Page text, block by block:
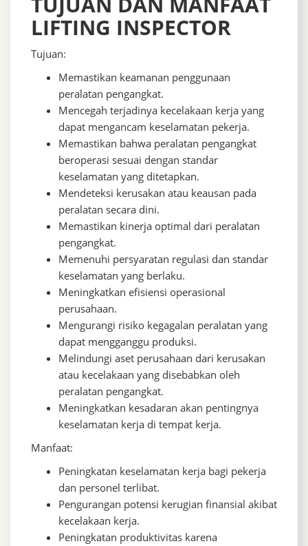
LIFTING INSPECTOR
Tujuan:
Memastikan keamanan penggunaan
peralatan pengangkat.
Mencegah terjadinya kecelakaan kerja yang
dapat mengancam keselamatan pekerja.
Memastikan bahwa peralatan pengangkat
beroperasi sesuai dengan standar
keselamatan yang ditetapkan.
Mendeteksi kerusakan atau keausan pada
peralatan secara dini.
Memastikan kinerja optimal dari peralatan
pengangkat.
Memenuhi persyaratan regulasi dan standar
keselamatan yang berlaku.
Meningkatkan efisiensi operasional
perusahaan.
Mengurangi risiko kegagalan peralatan yang
dapat mengganggu produksi.
Melindungi aset perusahaan dari kerusakan
atau kecelakaan yang disebabkan oleh
peralatan pengangkat.
Meningkatkan kesadaran akan pentingnya
keselamatan kerja di tempat kerja.
Manfaat:
Peningkatan keselamatan kerja bagi pekerja
dan personel terlibat.
Pengurangan potensi kerugian finansial akibat
kecelakaan kerja.
Peningkatan produktivitas karena